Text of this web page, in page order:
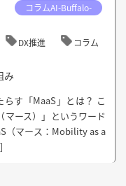
コラムAI-Buffalo-
DX推進
コラム
み
す「MaaS」とは？ こ
マース）」というワード
（マース：Mobility as a